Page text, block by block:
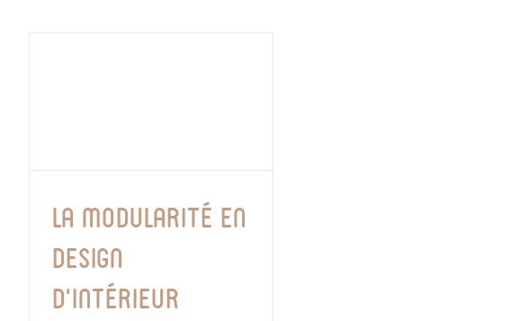
La modularité en
design
d’intérieur